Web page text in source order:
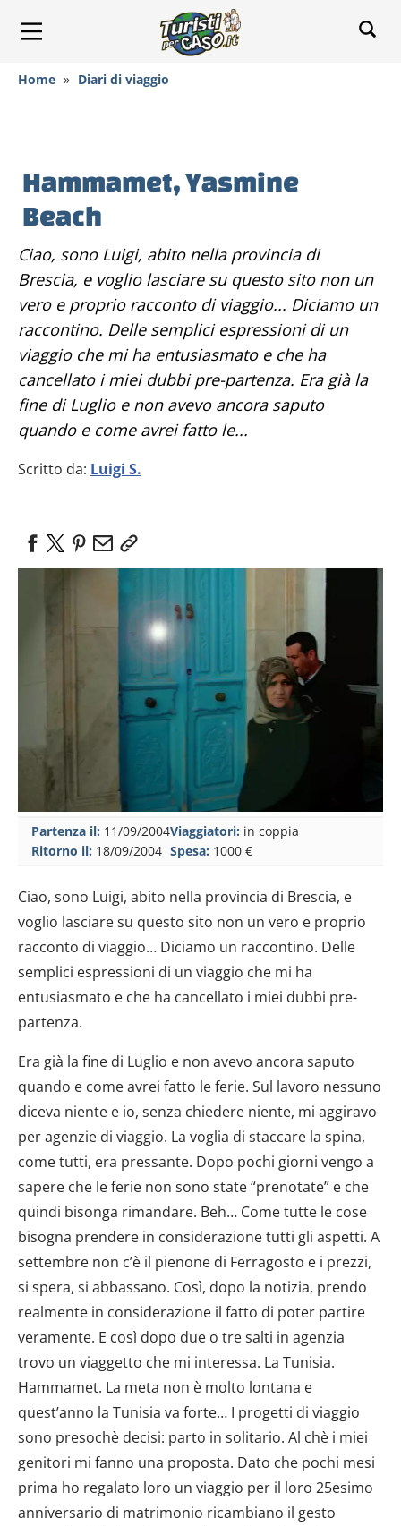
Home » Diari di viaggio
Hammamet, Yasmine
Beach
Ciao, sono Luigi, abito nella provincia di
Brescia, e voglio lasciare su questo sito non un
vero e proprio racconto di viaggio... Diciamo un
raccontino. Delle semplici espressioni di un
viaggio che mi ha entusiasmato e che ha
cancellato i miei dubbi pre-partenza. Era già la
fine di Luglio e non avevo ancora saputo
quando e come avrei fatto le...
Scritto da: Luigi S.
Partenza il: 11/09/2004
Ritorno il: 18/09/2004
Viaggiatori: in coppia
Spesa: 1000 €
Ciao, sono Luigi, abito nella provincia di Brescia, e
voglio lasciare su questo sito non un vero e proprio
racconto di viaggio… Diciamo un raccontino. Delle
semplici espressioni di un viaggio che mi ha
entusiasmato e che ha cancellato i miei dubbi pre-
partenza.
Era già la fine di Luglio e non avevo ancora saputo
quando e come avrei fatto le ferie. Sul lavoro nessuno
diceva niente e io, senza chiedere niente, mi aggiravo
per agenzie di viaggio. La voglia di staccare la spina,
come tutti, era pressante. Dopo pochi giorni vengo a
sapere che le ferie non sono state “prenotate” e che
quindi bisonga rimandare. Beh… Come tutte le cose
bisogna prendere in considerazione tutti gli aspetti. A
settembre non c’è il pienone di Ferragosto e i prezzi,
si spera, si abbassano. Così, dopo la notizia, prendo
realmente in considerazione il fatto di poter partire
veramente. E così dopo due o tre salti in agenzia
trovo un viaggetto che mi interessa. La Tunisia.
Hammamet. La meta non è molto lontana e
quest’anno la Tunisia va forte… I progetti di viaggio
sono presochè decisi: parto in solitario. Al chè i miei
genitori mi fanno una proposta. Dato che pochi mesi
prima ho regalato loro un viaggio per il loro 25esimo
anniversario di matrimonio ricambiano il gesto